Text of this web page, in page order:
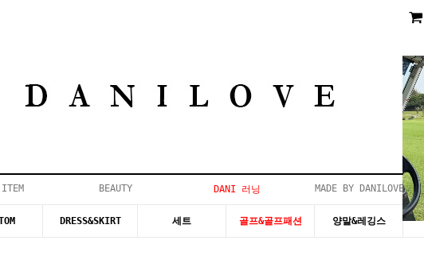
BEAUTY DANI 러닝 MADE BY DANILOVE
DRESS&SKIRT 세트 골프&골프패션 양말&레깅스